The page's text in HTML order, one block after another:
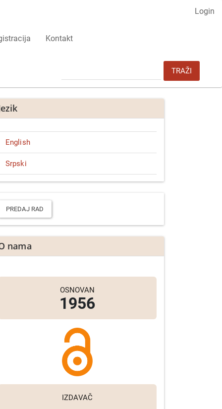
Login
Kontakt
TRAŽI
English
Srpski
PREDAJ RAD
nama
OSNOVAN
1956
IZDAVAČ